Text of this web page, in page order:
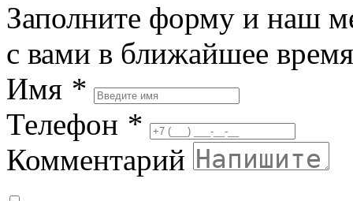
Заполните форму и наш
с вами в ближайшее время
Имя *
Телефон *
Комментарий